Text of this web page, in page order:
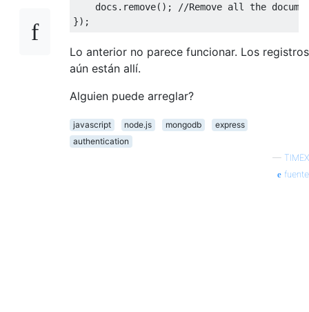
    docs
. remove();
//Remove all the
});
Lo anterior no parece funcionar. Los registros
aún están allí.
Alguien puede arreglar?
javascript node.js mongodb
express
authentication
— TIMEX
fuente